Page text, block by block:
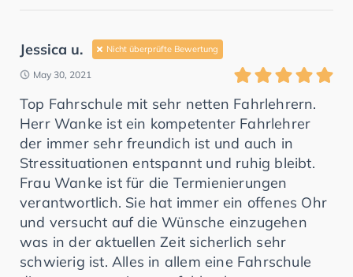
Jessica u. Nicht überprüfte Bewertung
May 30, 2021
Top Fahrschule mit sehr netten Fahrlehrern.
Herr Wanke ist ein kompetenter Fahrlehrer
der immer sehr freundich ist und auch in
Stressituationen entspannt und ruhig bleibt.
Frau Wanke ist für die Termienierungen
verantwortlich. Sie hat immer ein offenes Ohr
und versucht auf die Wünsche einzugehen
was in der aktuellen Zeit sicherlich sehr
schwierig ist. Alles in allem eine Fahrschule